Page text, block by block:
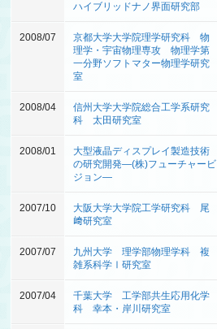
ハイブリッドナノ界面研究部
2008/07
京都大学大学院理学研究科 物
理学・宇宙物理専攻 物理学第
一分野ソフトマター物理学研究
室
2008/04
信州大学大学院総合工学系研究
科 太田研究室
2008/01
大型液晶ディスプレイ製造技術
の研究開発―(株)フューチャービ
ジョン―
2007/10
大阪大学大学院工学研究科 尾
﨑研究室
2007/07
九州大学 理学部物理学科 複
雑系科学Ⅰ研究室
2007/04
千葉大学 工学部共生応用化学
科 幸本・岸川研究室